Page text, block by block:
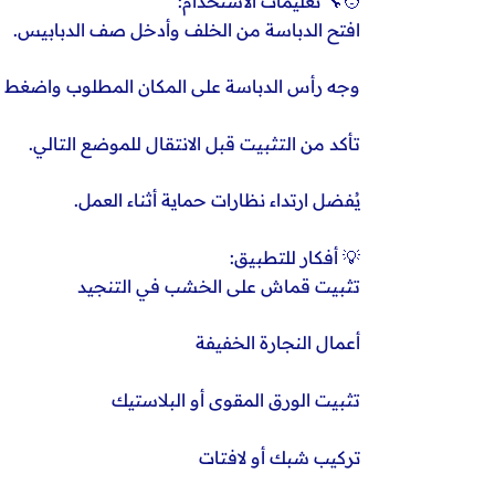
افتح الدباسة من الخلف وأدخل صف الدبابيس.
وجه رأس الدباسة على المكان المطلوب واضغط
تأكد من التثبيت قبل الانتقال للموضع التالي.
يُفضل ارتداء نظارات حماية أثناء العمل.
💡 أفكار للتطبيق:
تثبيت قماش على الخشب في التنجيد
أعمال النجارة الخفيفة
تثبيت الورق المقوى أو البلاستيك
تركيب شبك أو لافتات